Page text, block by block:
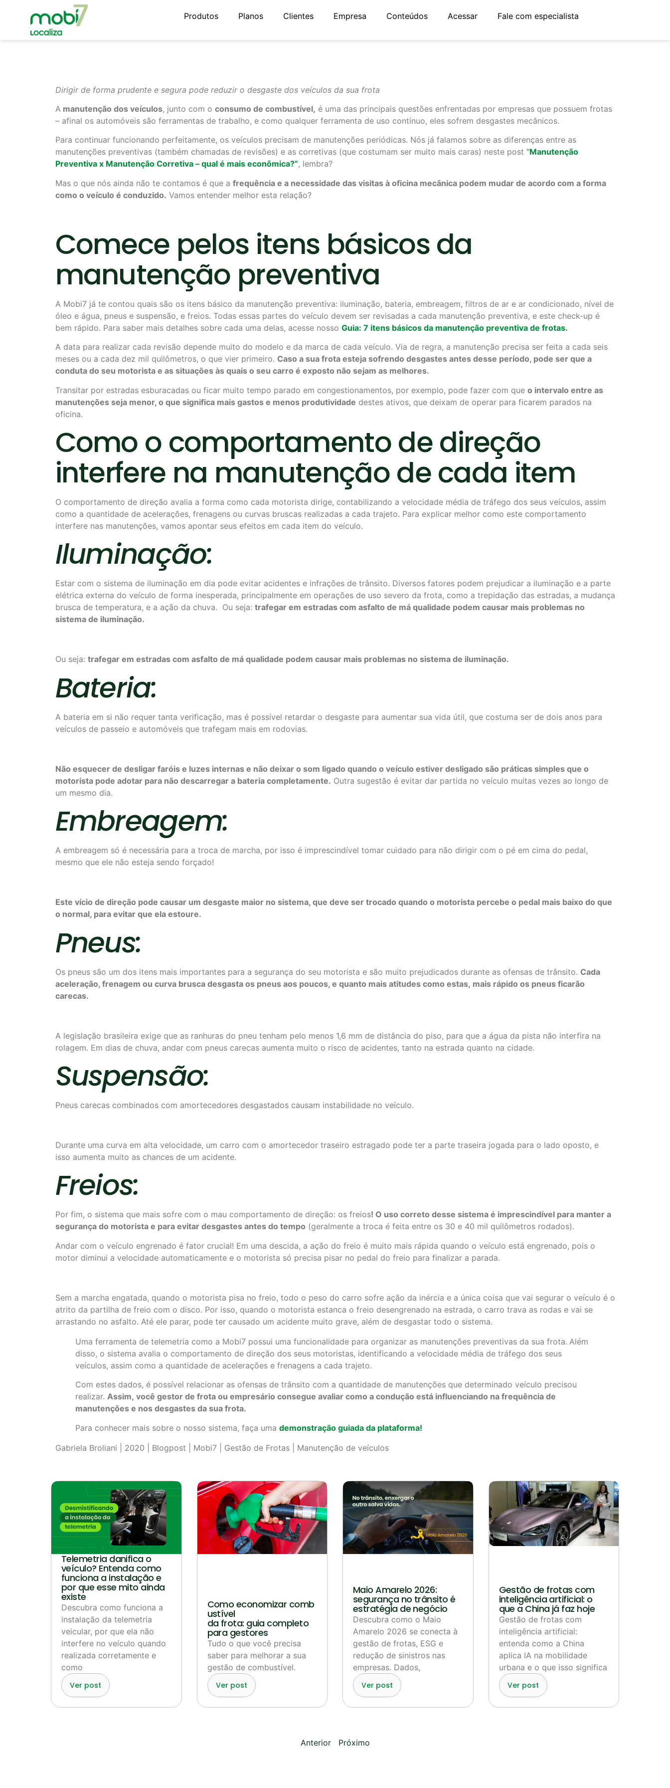
Produtos Planos Clientes Empresa Conteúdos Acessar Fale com especialista
Dirigir de forma prudente e segura pode reduzir o desgaste dos veículos da sua frota
Amanutenção dos veículos, junto com o consumo de combustível, é uma das principais questões enfrentadas por empresas que possuem frotas
– afinal os automóveis são ferramentas de trabalho, e como qualquer ferramenta de uso contínuo, eles sofrem desgastes mecânicos.
Para continuar funcionando perfeitamente, os veículos precisam de manutenções periódicas. Nós já falamos sobre as diferenças entre as
manutenções preventivas (também chamadas de revisões) e as corretivas (que costumam ser muito mais caras) neste post “Manutenção
Preventiva x Manutenção Corretiva – qual é mais econômica?”, lembra?
Mas o que nós ainda não te contamos é que a frequência e a necessidade das visitas à oficina mecânica podem mudar de acordo com a forma
como o veículo é conduzido. Vamos entender melhor esta relação?
Comece pelos itens básicos da
manutenção preventiva
A Mobi7 já te contou quais são os itens básico da manutenção preventiva: iluminação, bateria, embreagem, filtros de ar e ar condicionado, nível de
óleo e água, pneus e suspensão, e freios. Todas essas partes do veículo devem ser revisadas a cada manutenção preventiva, e este check-up é
bem rápido. Para saber mais detalhes sobre cada uma delas, acesse nosso Guia: 7 itens básicos da manutenção preventiva de frotas.
A data para realizar cada revisão depende muito do modelo e da marca de cada veículo. Via de regra, a manutenção precisa ser feita a cada seis
meses ou a cada dez mil quilômetros, o que vier primeiro. Caso a sua frota esteja sofrendo desgastes antes desse período, pode ser que a
conduta do seu motorista e as situações às quais o seu carro é exposto não sejam as melhores.
Transitar por estradas esburacadas ou ficar muito tempo parado em congestionamentos, por exemplo, pode fazer com que o intervalo entre as
manutenções seja menor, o que significa mais gastos e menos produtividade destes ativos, que deixam de operar para ficarem parados na
oficina.
Como o comportamento de direção
interfere na manutenção de cada item
O comportamento de direção avalia a forma como cada motorista dirige, contabilizando a velocidade média de tráfego dos seus veículos, assim
como a quantidade de acelerações, frenagens ou curvas bruscas realizadas a cada trajeto. Para explicar melhor como este comportamento
interfere nas manutenções, vamos apontar seus efeitos em cada item do veículo.
Iluminação:
Estar com o sistema de iluminação em dia pode evitar acidentes e infrações de trânsito. Diversos fatores podem prejudicar a iluminação e a parte
elétrica externa do veículo de forma inesperada, principalmente em operações de uso severo da frota, como a trepidação das estradas, a mudança
brusca de temperatura, e a ação da chuva. Ou seja: trafegar em estradas com asfalto de má qualidade podem causar mais problemas no
sistema de iluminação.
Ou seja: trafegar em estradas com asfalto de má qualidade podem causar mais problemas no sistema de iluminação.
Bateria:
A bateria em si não requer tanta verificação, mas é possível retardar o desgaste para aumentar sua vida útil, que costuma ser de dois anos para
veículos de passeio e automóveis que trafegam mais em rodovias.
Não esquecer de desligar faróis e luzes internas e não deixar o som ligado quando o veículo estiver desligado são práticas simples que o
motorista pode adotarpara não descarregar a bateria completamente. Outra sugestão é evitar dar partida no veículo muitas vezes ao longo de
um mesmo dia.
Embreagem:
A embreagem só é necessária para a troca de marcha, por isso é imprescindível tomar cuidado para não dirigir com o pé em cima do pedal,
mesmo que ele não esteja sendo forçado!
Este vício de direção pode causar um desgaste maior no sistema, que deve ser trocado quando o motorista percebe o pedal mais baixo do que
o normal, para evitar que ela estoure.
Pneus:
Os pneus são um dos itens mais importantes para a segurança do seu motorista e são muito prejudicados durante as ofensas de trânsito. Cada
aceleração, frenagem ou curva brusca desgasta os pneusaos poucos, e quanto mais atitudes como estas, mais rápido os pneus ficarão
carecas.
A legislação brasileira exige que as ranhuras do pneu tenham pelo menos 1,6 mm de distância do piso, para que a água da pista não interfira na
rolagem. Em dias de chuva, andar com pneus carecas aumenta muito o risco de acidentes, tanto na estrada quanto na cidade.
Suspensão:
Pneus carecas combinados com amortecedores desgastados causam instabilidade no veículo.
Durante uma curva em alta velocidade, um carro com o amortecedor traseiro estragado pode ter a parte traseira jogada para o lado oposto, e
isso aumenta muito as chances de um acidente.
Freios:
Por fim, o sistema que mais sofre com o mau comportamento de direção: os freios! O uso correto desse sistema é imprescindível para manter a
segurançado motorista e para evitar desgastes antes do tempo (geralmente a troca é feita entre os 30 e 40 mil quilômetros rodados).
Andar com o veículo engrenado é fator crucial! Em uma descida, a ação do freio é muito mais rápida quando o veículo está engrenado, pois o
motor diminui a velocidade automaticamente e o motorista só precisa pisar no pedal do freio para finalizar a parada.
Sem a marcha engatada, quando o motorista pisa no freio, todo o peso do carro sofre ação da inércia e a única coisa que vai segurar o veículo é o
atrito da partilha de freio com o disco. Por isso, quando o motorista estanca o freio desengrenado na estrada, o carro trava as rodas e vai se
arrastando no asfalto. Até ele parar, pode ter causado um acidente muito grave, além de desgastar todo o sistema.
Uma ferramenta de telemetria como a Mobi7 possui uma funcionalidade para organizar as manutenções preventivas da sua frota. Além
disso, o sistema avalia o comportamento de direção dos seus motoristas, identificando a velocidade média de tráfego dos seus
veículos, assim como a quantidade de acelerações e frenagens a cada trajeto.
Com estes dados, é possível relacionar as ofensas de trânsito com a quantidade de manutenções que determinado veículo precisou
realizar. Assim, você gestor de frota ou empresário consegue avaliar como a condução está influenciando na frequência de
manutenções e nos desgastesda sua frota.
Para conhecer mais sobre o nosso sistema, faça uma demonstração guiada da plataforma!
Gabriela Broliani | 2020 | Blogpost | Mobi7 | Gestão de Frotas | Manutenção de veículos
Telemetria danifica o
veículo? Entenda como
funciona a instalação e
por que esse mito ainda
existe
Descubra como funciona a
instalação da telemetria
veicular, por que ela não
interfere no veículo quando
realizada corretamente e
como
Ver post
Como economizar comb
ustível
da frota: guia completo
para gestores
Tudo o que você precisa
saber para melhorar a sua
gestão de combustível.
Ver post
Maio Amarelo 2026:
segurança no trânsito é
estratégia de negócio
Descubra como o Maio
Amarelo 2026 se conecta à
gestão de frotas, ESG e
redução de sinistros nas
empresas. Dados,
Ver post
Gestão de frotas com
inteligência artificial: o
que a China já faz hoje
Gestão de frotas com
inteligência artificial:
entenda como a China
aplica IA na mobilidade
urbana e o que isso significa
Ver post
Anterior Próximo